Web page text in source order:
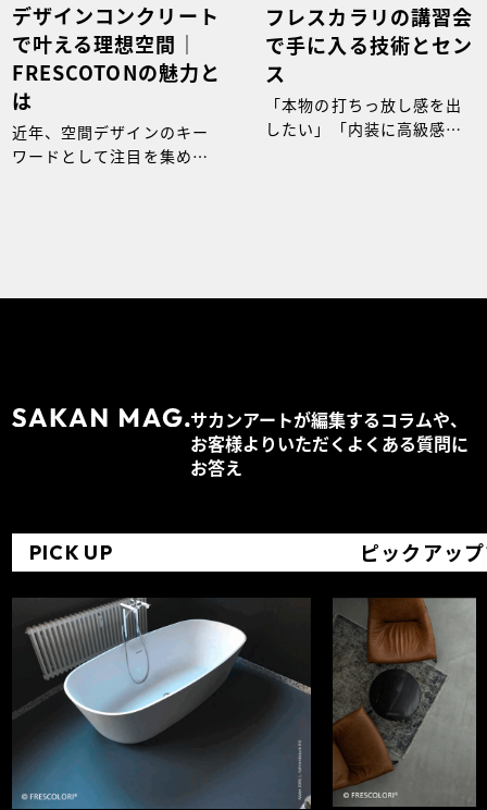
デザインコンクリート
で叶える理想空間｜
FRESCOTONの魅力と
は
近年、空間デザインのキー
ワードとして注目を集めて
フレスカラリの講習会
で手に入る技術とセン
ス
「本物の打ちっ放し感を出
したい」「内装に高級感を
サカンアートが編集するコラムや、
お客様よりいただくよくある質問に
お答え
PICK UP ピックアッ